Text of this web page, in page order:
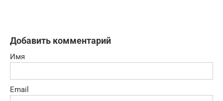
Добавить комментарий
Имя
Email